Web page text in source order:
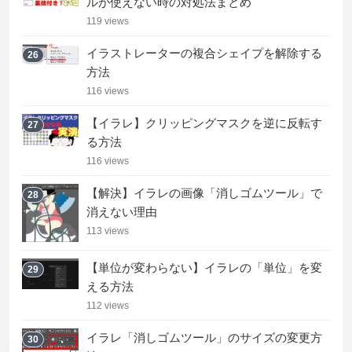
119 views
26
イラストレーターの複合シェイプを解除する
方法
116 views
27
【イラレ】クリッピングマスクを逆に反転す
る方法
116 views
28
【解決】イラレの画像「消しゴムツール」で
消えない理由
113 views
29
【単位が変わらない】イラレの「単位」を変
える方法
112 views
30
イラレ「消しゴムツール」のサイズの変更方